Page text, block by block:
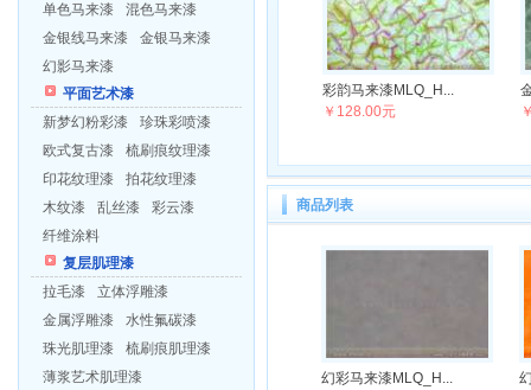
单色马来漆
混色马来漆
金银线马来漆
金银马来漆
幻影马来漆
平面艺术漆
新梦幻粉彩漆
珍珠彩喷漆
欧式复古漆
梳刷痕纹理漆
印花纹理漆
拍花纹理漆
木纹漆
乱丝漆
彩云漆
纤维涂料
复层肌理漆
拉毛漆
立体浮雕漆
金属浮雕漆
水性氟碳漆
珠光肌理漆
梳刷痕肌理漆
薄浆艺术肌理漆
彩韵马来漆MLQ_H...
￥128.00元
商品列表
幻彩马来漆MLQ_H...